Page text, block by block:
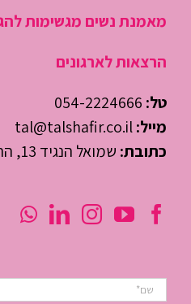
מאמנת נשים מגשימות
הרצאות לארגונים
טל: 054-2224666
מייל:tal@talshafir.co.il
כתובת: שמואל הנגיד 13, הרצליה